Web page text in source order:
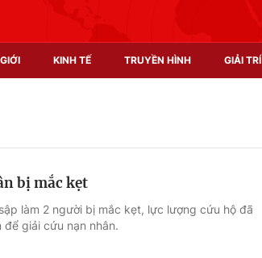
KINH TẾ TRUYỀN HÌNH GIẢI TRÍ
Hậu trường
bị mắc kẹt
làm 2 người bị mắc kẹt, lực lượng cứu hộ đã
giải cứu nạn nhân.